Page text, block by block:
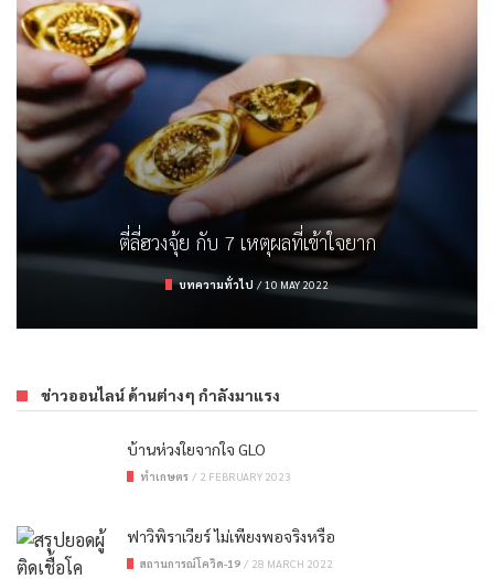
ตี่ลี่ฮวงจุ้ย กับ 7 เหตุผลที่เข้าใจยาก
บทความทั่วไป / 10 MAY 2022
ตรวจสลาก ธอส. งวด 16/3/65
การลงทุน 16 MARCH 2022
รถยนต์ไฟฟ้า คิดให้ดีก่อนมีครอบครอง
ยานยนต์ / 9 APRIL 2022
รู้จักกับจุดความร้อน (Hot Spot) และสาเหตุ
บทความทั่วไป / 19 FEBRUARY 2023
ข่าวออนไลน์ ด้านต่างๆ กำลังมาแรง
บ้านห่วงใยจากใจ GLO
ทำเกษตร / 2 FEBRUARY 2023
ฟาวิพิราเวียร์ ไม่เพียงพอจริงหรือ
สถานการณ์โควิด-19 / 28 MARCH 2022